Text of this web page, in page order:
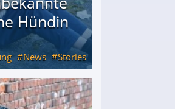
Hündin
News Stories